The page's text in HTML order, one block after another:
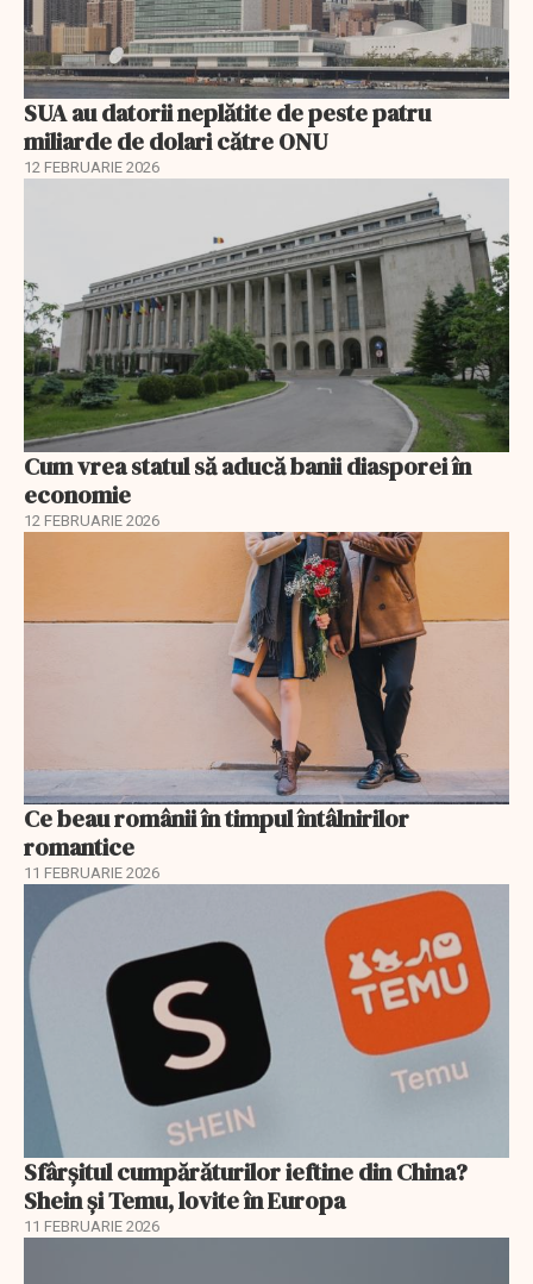
SUA au datorii neplătite de peste patru
miliarde de dolari către ONU
12 FEBRUARIE 2026
Cum vrea statul să aducă banii diasporei în
economie
12 FEBRUARIE 2026
Ce beau românii în timpul întâlnirilor
romantice
11 FEBRUARIE 2026
Sfârșitul cumpărăturilor ieftine din China?
Shein și Temu, lovite în Europa
11 FEBRUARIE 2026